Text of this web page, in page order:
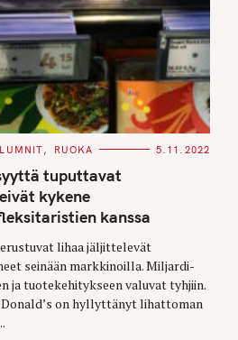
RUOKA 5.11.2022
tuputtavat
kykene
kanssa
lihaa jäljittelevät
seinään markkinoilla. Miljardi-
ja tuotekehitykseen valuvat tyhjiin.
on hyllyttänyt lihattoman